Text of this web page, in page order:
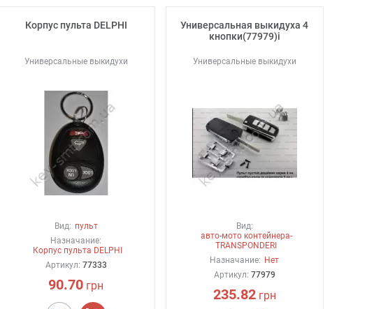
Корпус пульта DELPHI
Универсальные выкидухи
Вид: пульт
Назначание:
Корпус пульта DELPHI
Артикул: 77333
90.70 грн
Универсальная выкидуха 4
кнопки(77979)i
Универсальные выкидухи
Вид:
авто-мото контейнера-
TRANSPONDERI
Назначание: Нет
Артикул: 77979
235.82грн